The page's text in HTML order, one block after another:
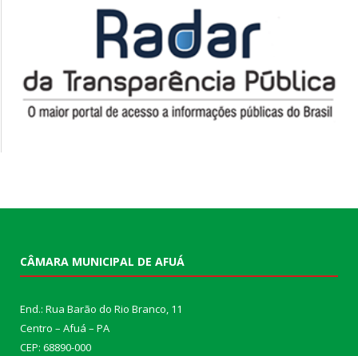
CÂMARA MUNICIPAL DE AFUÁ
End.: Rua Barão do Rio Branco, 11
Centro – Afuá – PA
CEP: 68890-000